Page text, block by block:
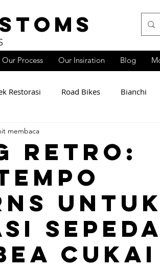
Our Process Our Insiration Blog
Restorasi Road Bikes Bianchi
Retro:
untuk
Sepeda
Cukai
membaca